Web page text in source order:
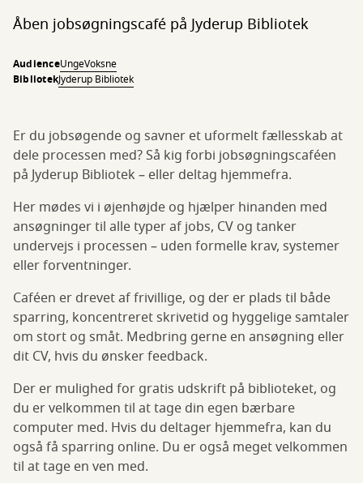
Åben jobsøgningscafé på Jyderup Bibliotek
AudienceUngeVoksne
BibliotekJyderup Bibliotek
Er du jobsøgende og savner et uformelt fællesskab at
dele processen med? Så kig forbi jobsøgningscaféen
på Jyderup Bibliotek – eller deltag hjemmefra.
Her mødes vi i øjenhøjde og hjælper hinanden med
ansøgninger til alle typer af jobs, CV og tanker
undervejs i processen – uden formelle krav, systemer
eller forventninger.
Caféen er drevet af frivillige, og der er plads til både
sparring, koncentreret skrivetid og hyggelige samtaler
om stort og småt. Medbring gerne en ansøgning eller
dit CV, hvis du ønsker feedback.
Der er mulighed for gratis udskrift på biblioteket, og
du er velkommen til at tage din egen bærbare
computer med. Hvis du deltager hjemmefra, kan du
også få sparring online. Du er også meget velkommen
til at tage en ven med.